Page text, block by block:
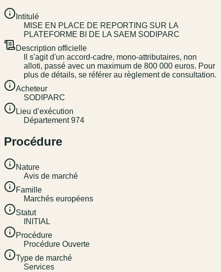
Intitulé
MISE EN PLACE DE REPORTING SUR LA
PLATEFORME BI DE LA SAEM SODIPARC
Description officielle
Il s'agit d'un accord-cadre, mono-attributaires, non
alloti, passé avec un maximum de 800 000 euros. Pour
plus de détails, se référer au règlement de consultation.
Acheteur
SODIPARC
Lieu d’exécution
Département 974
Procédure
Nature
Avis de marché
Famille
Marchés européens
Statut
INITIAL
Procédure
Procédure Ouverte
Type de marché
Services